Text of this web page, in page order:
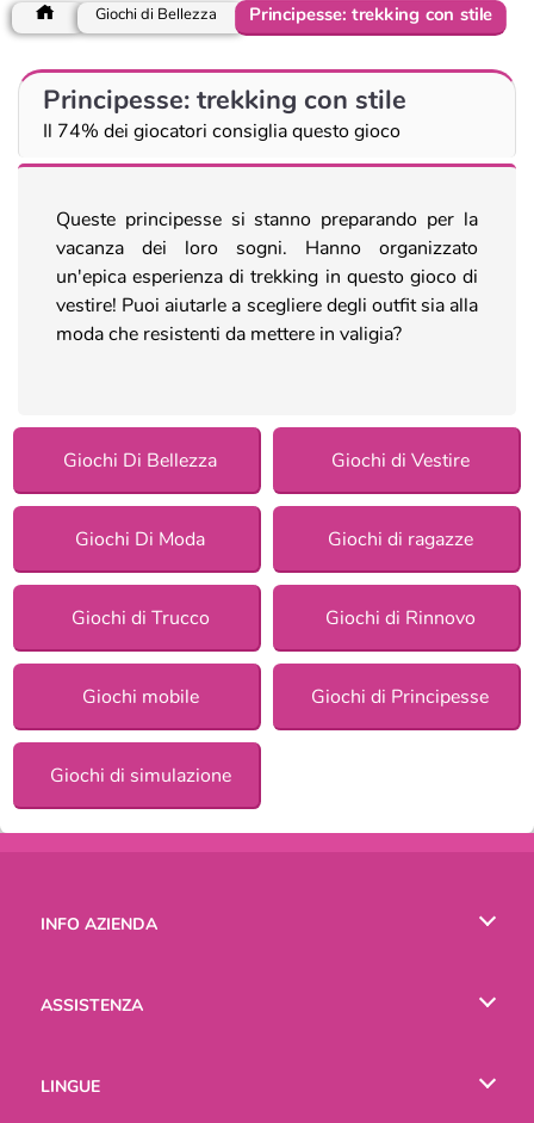
Giochi di Bellezza Principesse: trekking con stile
Principesse: trekking con stile
Il 74% dei giocatori consiglia questo gioco
Queste principesse si stanno preparando per la
vacanza dei loro sogni. Hanno organizzato
un'epica esperienza di trekking in questo gioco di
vestire! Puoi aiutarle a scegliere degli outfit sia alla
moda che resistenti da mettere in valigia?
Giochi Di Bellezza Giochi di Vestire
Giochi Di Moda Giochi di ragazze
Giochi di Trucco Giochi di Rinnovo
Giochi mobile Giochi di Principesse
Giochi di simulazione
INFO AZIENDA
ASSISTENZA
LINGUE